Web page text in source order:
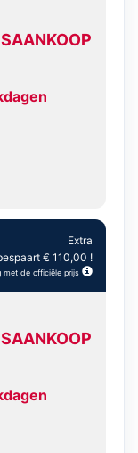
Extra
€ 110,00 !
met de officiële prijs